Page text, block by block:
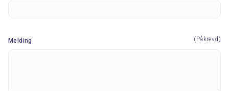
Melding (Påkrevd)